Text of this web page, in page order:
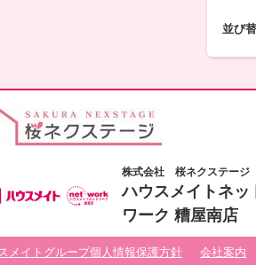
並び
株式会社 桜ネクステージ
ハウスメイトネッ
ワーク 糟屋南店
メイトグループ個人情報保護方針 会社案内